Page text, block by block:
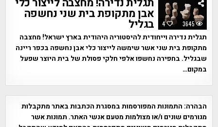
4 3645
אבן מתקופת בית שני נחשפה
בגליל
תגלית נדירה וייחודית להיסטוריה היהודית בארץ ישראל! מחצבה
מתקופת בית שני אשר שימשה לייצור כלי אבן נחשפה בכפר ריינה
שבגליל. בחפירה נחשפו אלפי חלקי פסולת של בית היוצר שפעל
במקום…
הבהרה: התמונות המפורסמות במסגרת הכתבות באתר מתקבלות
מגורמים שונים ו/או מצולמות מטעם אנשי האתר. תמונות אשר